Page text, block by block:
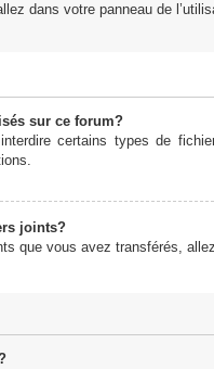
dans votre panneau de
sur ce forum?
interdire certains types de
joints?
que vous avez transférés,